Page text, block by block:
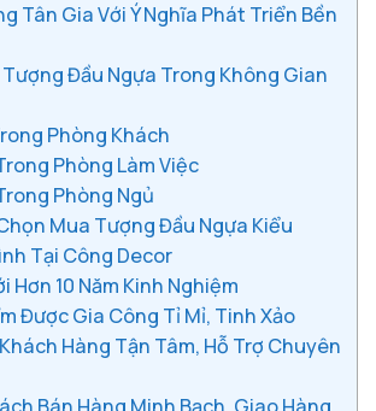
Tân Gia Với Ý Nghĩa Phát Triển Bền
Đầu Ngựa Trong Không Gian
Phòng Khách
Phòng Làm Việc
Phòng Ngủ
Mua Tượng Đầu Ngựa Kiểu
Tại Công Decor
Hơn 10 Năm Kinh Nghiệm
Được Gia Công Tỉ Mỉ, Tinh Xảo
Hàng Tận Tâm, Hỗ Trợ Chuyên